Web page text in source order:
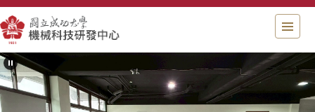
跳
到
主
要
內
容